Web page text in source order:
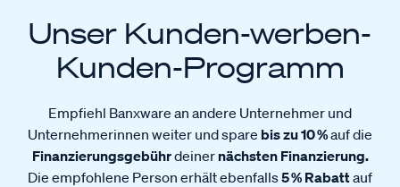
Unser Kunden-werben-
Kunden-Programm
Empfiehl Banxware an andere Unternehmer und
Unternehmerinnen weiter und spare bis zu 10 %auf die
Finanzierungsgebührdeiner nächsten Finanzierung.
Die empfohlene Person erhält ebenfalls5 % Rabattauf